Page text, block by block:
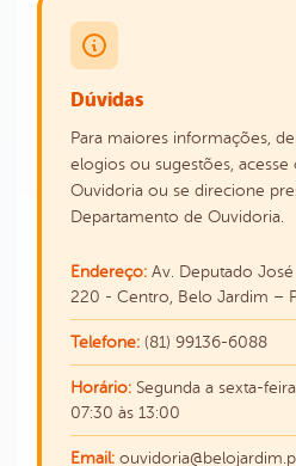
Dúvidas
Para maiores informações,
elogios ou sugestões, acesse
Ouvidoria ou se direcione
Departamento de Ouvidoria.
Endereço: Av. Deputado
220 - Centro, Belo Jardim –
Telefone: (81) 99136-6088
Horário: Segunda a sexta-
07:30 às 13:00
Email: